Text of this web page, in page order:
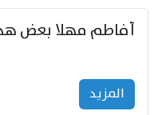
المزید